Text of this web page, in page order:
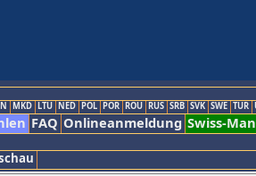
MKD LTU NED POL POR ROU RUS SRB SVK SWE TUR
FAQ Onlineanmeldung Swiss-